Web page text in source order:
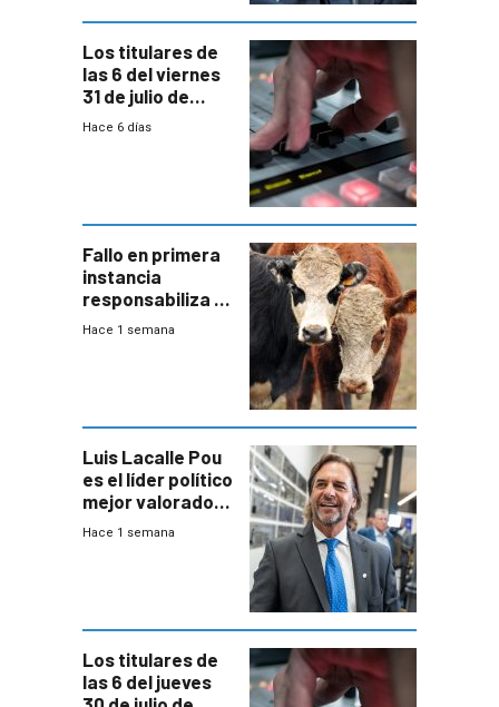
Los titulares de
las 6 del viernes
31 de julio de
2026
Hace 6 días
Fallo en primera
instancia
responsabiliza al
Estado por falta
Hace 1 semana
Luis Lacalle Pou
es el líder político
mejor valorado
del país, según
Hace 1 semana
Los titulares de
las 6 del jueves